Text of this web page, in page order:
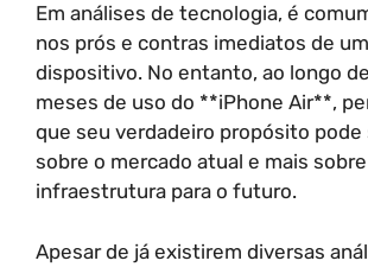
Em análises de tecnologia, é
nos prós e contras imediatos de
dispositivo. No entanto, ao longo
meses de uso do **iPhone Air**,
que seu verdadeiro propósito pode
sobre o mercado atual e mais
infraestrutura para o futuro.
Apesar de já existirem diversas